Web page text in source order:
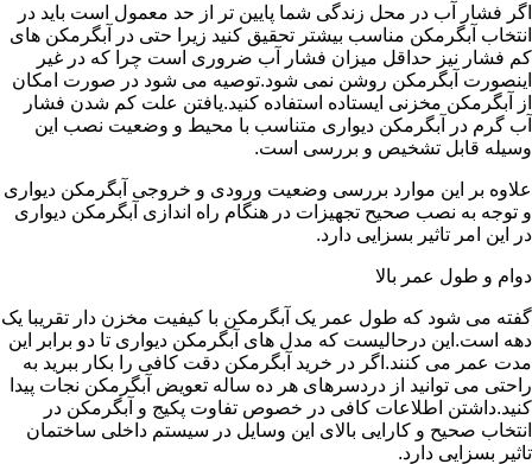
اگر فشار آب در محل زندگی شما پایین تر از حد معمول است باید در
انتخاب آبگرمکن مناسب بیشتر تحقیق کنید زیرا حتی در آبگرمکن های
کم فشار نیز حداقل میزان فشار آب ضروری است چرا که در غیر
اینصورت آبگرمکن روشن نمی شود.توصیه می شود در صورت امکان
از آبگرمکن مخزنی ایستاده استفاده کنید.یافتن علت کم شدن فشار
آب گرم در آبگرمکن دیواری متناسب با محیط و وضعیت نصب این
وسیله قابل تشخیص و بررسی است.
علاوه بر این موارد بررسی وضعیت ورودی و خروجی آبگرمکن دیواری
و توجه به نصب صحیح تجهیزات در هنگام راه اندازی آبگرمکن دیواری
در این امر تاثیر بسزایی دارد.
دوام و طول عمر بالا
گفته می شود که طول عمر یک آبگرمکن با کیفیت مخزن دار تقریبا یک
دهه است.این درحالیست که مدل های آبگرمکن دیواری تا دو برابر این
مدت عمر می کنند.اگر در خرید آبگرمکن دقت کافی را بکار ببرید به
راحتی می توانید از دردسرهای هر ده ساله تعویض آبگرمکن نجات پیدا
کنید.داشتن اطلاعات کافی در خصوص تفاوت پکیج و آبگرمکن در
انتخاب صحیح و کارایی بالای این وسایل در سیستم داخلی ساختمان
تاثیر بسزایی دارد.